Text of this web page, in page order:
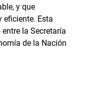
y que
eficiente. Esta
la Secretaría
de la Nación